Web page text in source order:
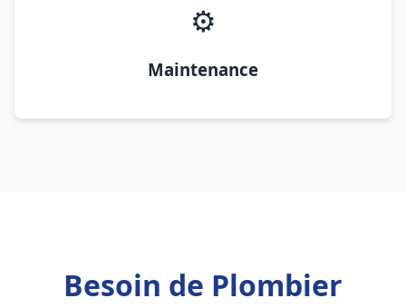
⚙️
Maintenance
Besoin de Plombier